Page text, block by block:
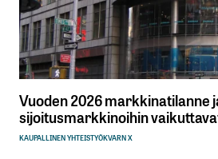
Vuoden 2026 markkinatilanne
sijoitusmarkkinoihin
KAUPALLINEN YHTEISTYÖKVARN X